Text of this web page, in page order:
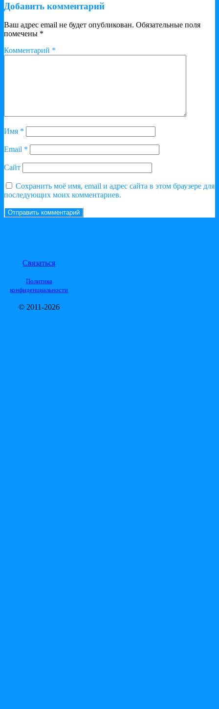
Добавить комментарий
Ваш адрес email не будет опубликован. Обязательные поля
помечены *
Комментарий *
Имя *
Email *
Сайт
Сохранить моё имя, email и адрес сайта в этом браузере для
последующих моих комментариев.
Связаться
Политика
конфиденциальности
© 2011-2026